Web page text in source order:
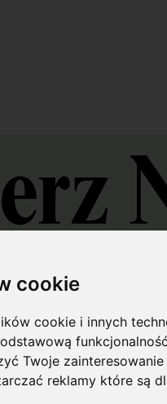
cookie
cookie i innych
Twoje
reklamy które są